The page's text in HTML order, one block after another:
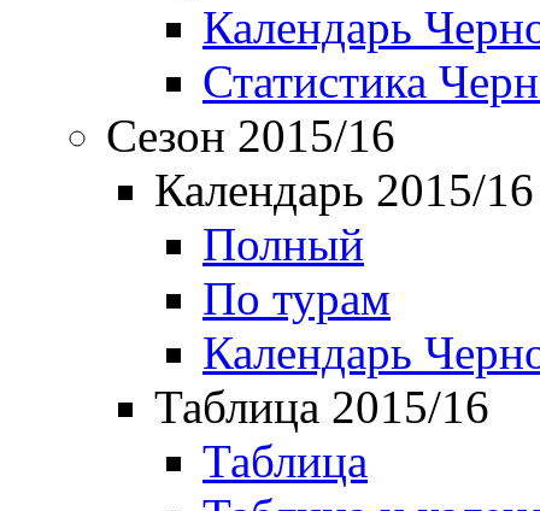
Календарь
Статистика
Сезон 2015/16
Календарь 2015/16
Полный
По турам
Календарь
Таблица 2015/16
Таблица